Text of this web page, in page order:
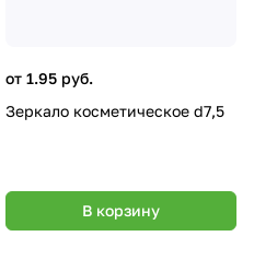
от 1.95 руб.
Зеркало косметическое d7,5
В корзину